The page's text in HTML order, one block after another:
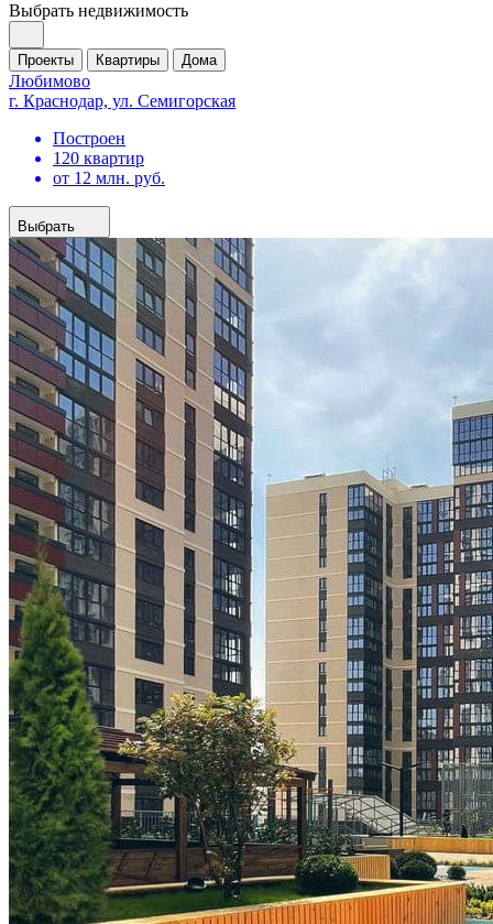
Выбрать недвижимость
Проекты Квартиры Дома
Любимово
г. Краснодар, ул. Семигорская
Построен
120 квартир
от 12 млн. руб.
Выбрать